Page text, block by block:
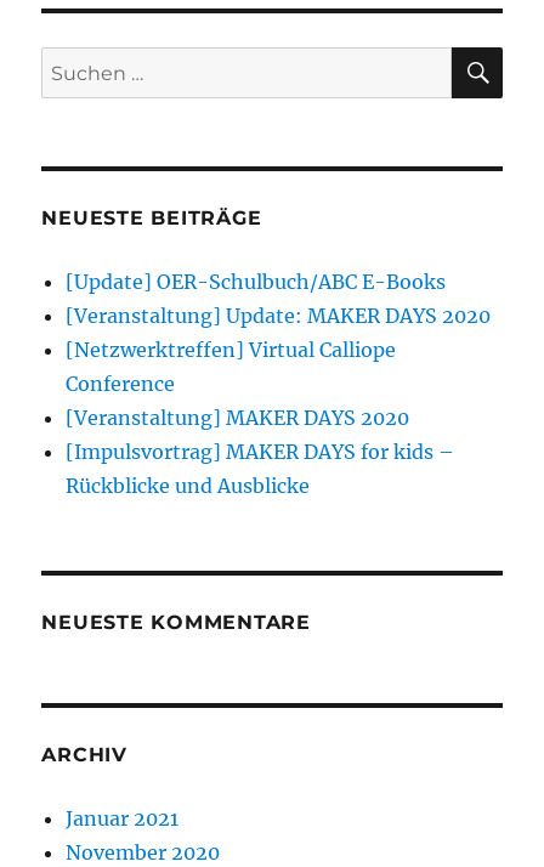
Suchen
nach:
NEUESTE BEITRÄGE
[Update] OER-Schulbuch/ABC E-Books
[Veranstaltung] Update: MAKER DAYS 2020
[Netzwerktreffen] Virtual Calliope
Conference
[Veranstaltung] MAKER DAYS 2020
[Impulsvortrag] MAKER DAYS for kids –
Rückblicke und Ausblicke
NEUESTE KOMMENTARE
ARCHIV
Januar 2021
November 2020